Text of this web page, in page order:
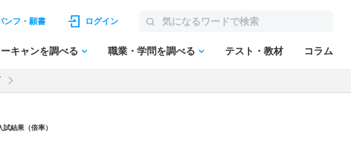
ンフ・願書 ログイン
キャンを調べる 職業・学問を調べる テスト・教材 コラム
結果（倍率）